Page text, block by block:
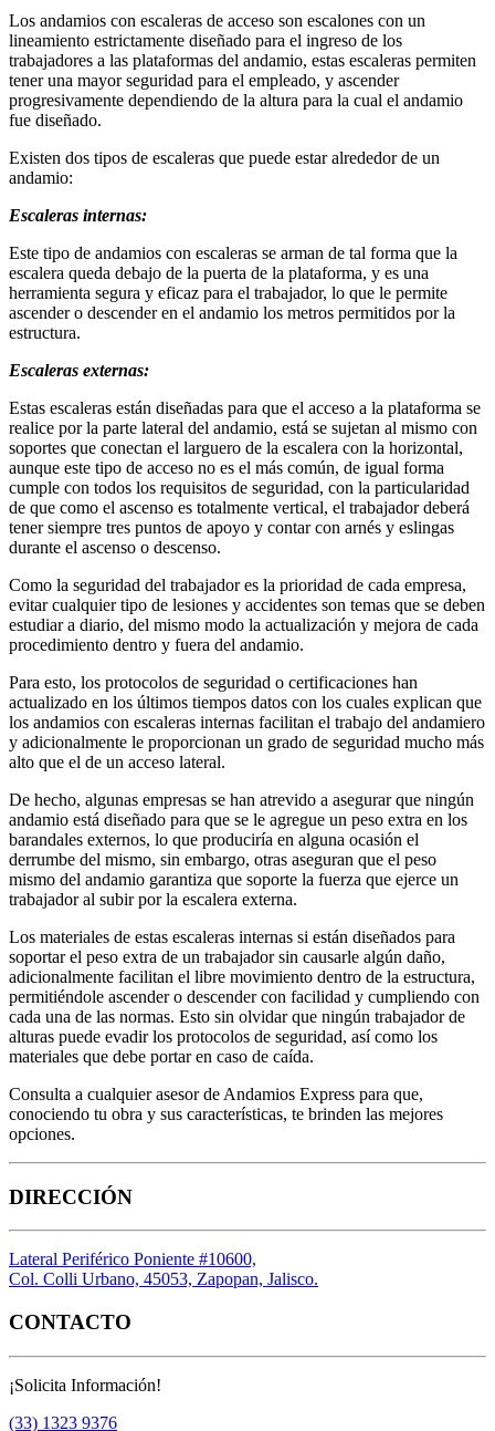
Los andamios con escaleras de acceso son escalones con un
lineamiento estrictamente diseñado para el ingreso de los
trabajadores a las plataformas del andamio, estas escaleras permiten
tener una mayor seguridad para el empleado, y ascender
progresivamente dependiendo de la altura para la cual el andamio
fue diseñado.
Existen dos tipos de escaleras que puede estar alrededor de un
andamio:
Escaleras internas:
Este tipo de andamios con escaleras se arman de tal forma que la
escalera queda debajo de la puerta de la plataforma, y es una
herramienta segura y eficaz para el trabajador, lo que le permite
ascender o descender en el andamio los metros permitidos por la
estructura.
Escaleras externas:
Estas escaleras están diseñadas para que el acceso a la plataforma se
realice por la parte lateral del andamio, está se sujetan al mismo con
soportes que conectan el larguero de la escalera con la horizontal,
aunque este tipo de acceso no es el más común, de igual forma
cumple con todos los requisitos de seguridad, con la particularidad
de que como el ascenso es totalmente vertical, el trabajador deberá
tener siempre tres puntos de apoyo y contar con arnés y eslingas
durante el ascenso o descenso.
Como la seguridad del trabajador es la prioridad de cada empresa,
evitar cualquier tipo de lesiones y accidentes son temas que se deben
estudiar a diario, del mismo modo la actualización y mejora de cada
procedimiento dentro y fuera del andamio.
Para esto, los protocolos de seguridad o certificaciones han
actualizado en los últimos tiempos datos con los cuales explican que
los andamios con escaleras internas facilitan el trabajo del andamiero
y adicionalmente le proporcionan un grado de seguridad mucho más
alto que el de un acceso lateral.
De hecho, algunas empresas se han atrevido a asegurar que ningún
andamio está diseñado para que se le agregue un peso extra en los
barandales externos, lo que produciría en alguna ocasión el
derrumbe del mismo, sin embargo, otras aseguran que el peso
mismo del andamio garantiza que soporte la fuerza que ejerce un
trabajador al subir por la escalera externa.
Los materiales de estas escaleras internas si están diseñados para
soportar el peso extra de un trabajador sin causarle algún daño,
adicionalmente facilitan el libre movimiento dentro de la estructura,
permitiéndole ascender o descender con facilidad y cumpliendo con
cada una de las normas. Esto sin olvidar que ningún trabajador de
alturas puede evadir los protocolos de seguridad, así como los
materiales que debe portar en caso de caída.
Consulta a cualquier asesor de Andamios Express para que,
conociendo tu obra y sus características, te brinden las mejores
opciones.
DIRECCIÓN
Lateral Periférico Poniente #10600,
Col. Colli Urbano, 45053, Zapopan, Jalisco.
CONTACTO
¡Solicita Información!
(33) 1323 9376